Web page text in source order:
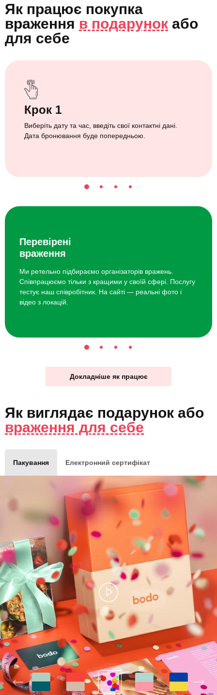
Як працює покупка
враження в подарунок або
для себе
Крок 1
Виберіть дату та час, введіть свої контактні дані.
Дата бронювання буде попередньою.
Перевірені
враження
Ми ретельно підбираємо організаторів вражень.
Співпрацюємо тільки з кращими у своїй сфері. Послугу
тестує наш співробітник. На сайті — реальні фото і
відео з локацій.
Докладніше як працює
Як виглядає подарунок або
враження для себе
Пакування Електронний сертифікат